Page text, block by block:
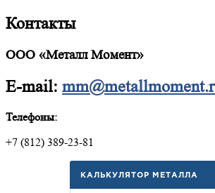
Контакты
ООО «Металл Момент»
E-mail:
Телефоны:
+7 (812) 389-23-81